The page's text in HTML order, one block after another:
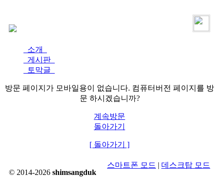
소개
게시판
토막글
방문 페이지가 모바일용이 없습니다. 컴퓨터버전 페이지를 방
문 하시겠습니까?
계속방문
돌아가기
[ 돌아가기 ]
© 2014-2026 shimsangduk
스마트폰 모드 | 데스크탑 모드